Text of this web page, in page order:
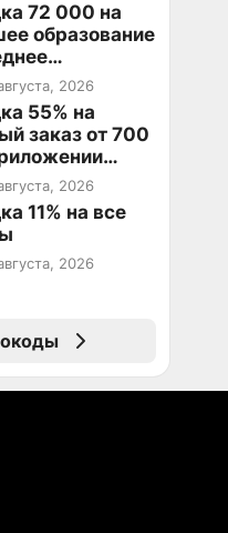
72 000 на
образование
в
год обучения
2026
55% на
заказ от 700
Доставка
2026
11% на все
2026